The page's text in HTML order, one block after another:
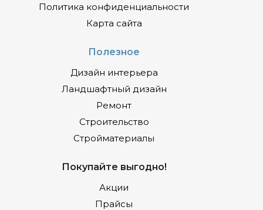
Политика конфиденциальности
Карта сайта
Полезное
Дизайн интерьера
Ландшафтный дизайн
Ремонт
Строительство
Стройматериалы
Покупайте выгодно!
Акции
Прайсы